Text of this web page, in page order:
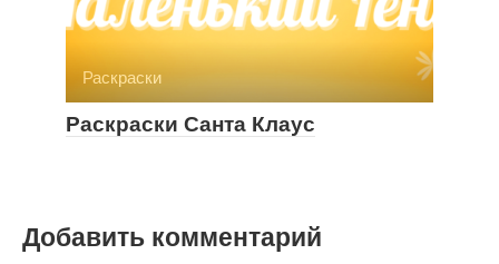
Раскраски
Раскраски Санта Клаус
Добавить комментарий